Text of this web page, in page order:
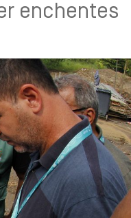
enchentes